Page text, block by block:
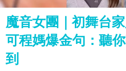
魔音女團｜初舞台
可程媽爆金句：聽
到